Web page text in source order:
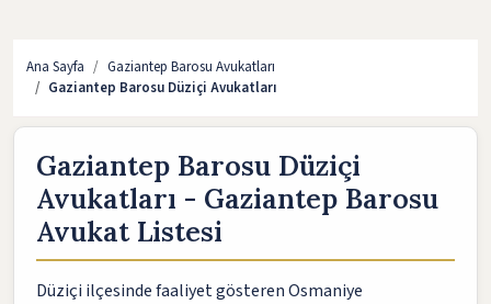
Ana Sayfa
Gaziantep Barosu Avukatları
Gaziantep Barosu Düziçi Avukatları
Gaziantep Barosu Düziçi
Avukatları - Gaziantep Barosu
Avukat Listesi
Düziçi ilçesinde faaliyet gösteren Osmaniye